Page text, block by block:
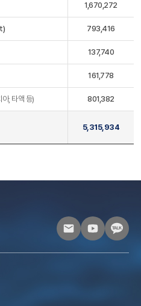
1,670,272
793,416
137,740
161,778
, 타액 등) 801,382
5,315,934